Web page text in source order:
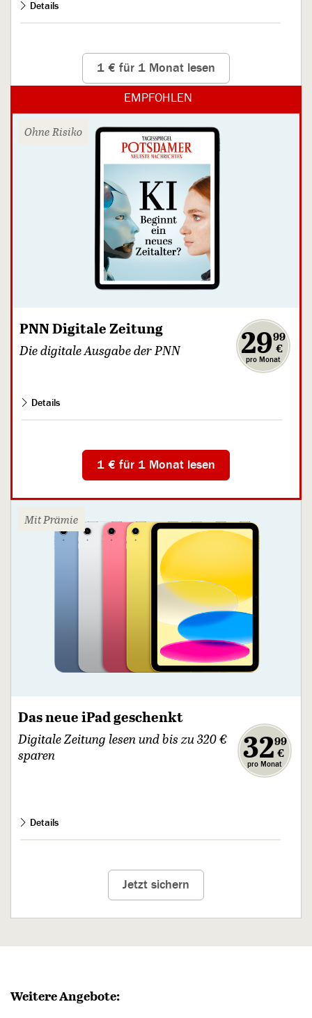
Details
Ohne Risiko:
Inkl. dem täglichenCheckpoint-Newsletter
1 € für 1 Monat lesen
EMPFOHLEN
PNN Digitale Zeitung
Die digitale Ausgabe der PNN
Ohne Risiko
29
,
99
€
pro Monat
Details
Ab 21 Uhr
die Ausgabe des nächsten Tagesauf Ihrem
Smartphone, Tablet und PC
Checkpoint-Newsletter
1 € für 1 Monat lesen
Das neue iPad geschenkt
Digitale Zeitung lesen und bis zu 320 €
sparen
Mit Prämie
32
,
99
€
pro Monat
Details
Tagesspiegel Plusauf PNN.de und dem täglichen
Checkpoint-Newsletter
Gratis dazu: das neue iPad, Samsung Galaxy Tab
Jetzt sichern
Weitere Angebote: